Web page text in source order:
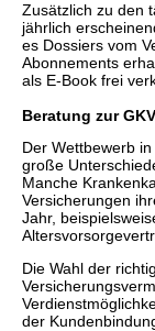
Zusätzlich zu den
jährlich
es Dossiers vom
Abonnements
als E-Book frei
Beratung zur
Der Wettbewerb
große
Manche
Versicherungen
Jahr,
Die Wahl der
der